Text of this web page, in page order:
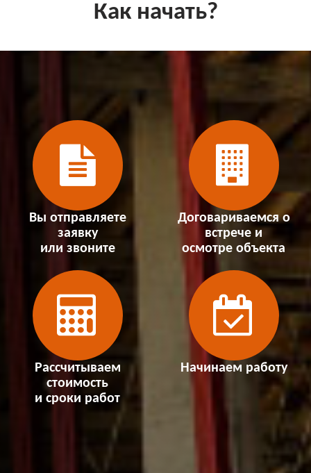
Как начать?
Вы отправляете
заявку
или звоните
Договариваемся о
встрече и
осмотре объекта
Рассчитываем
стоимость
и сроки работ
Начинаем работу